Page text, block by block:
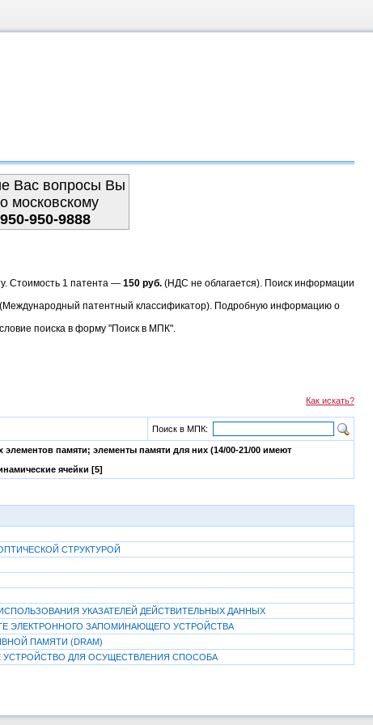
Вас вопросы Вы
московскому
950-9888
Стоимость 1 патента — 150 руб. (НДС не облагается). Поиск информации
патентный классификатор). Подробную информацию о
поиска в форму "Поиск в МПК".
Как искать?
Поиск в МПК:
памяти; элементы памяти для них (14/00-21/00 имеют
ячейки [5]
СТРУКТУРОЙ
УКАЗАТЕЛЕЙ ДЕЙСТВИТЕЛЬНЫХ ДАННЫХ
ЭЛЕКТРОННОГО ЗАПОМИНАЮЩЕГО УСТРОЙСТВА
ПАМЯТИ (DRAM)
ДЛЯ ОСУЩЕСТВЛЕНИЯ СПОСОБА